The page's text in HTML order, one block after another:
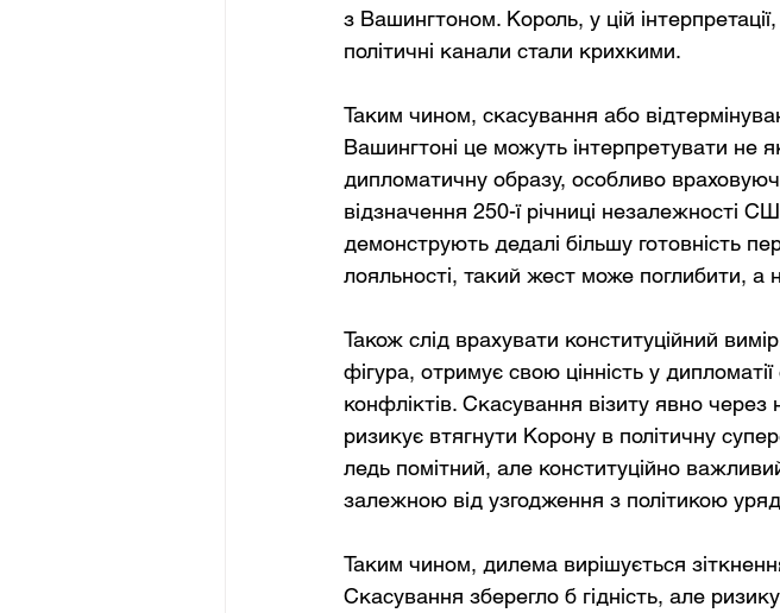
з Вашингтоном. Король, у цій
політичні канали стали крихкими.
Таким чином, скасування або
Вашингтоні це можуть інтерпретувати не
дипломатичну образу, особливо
відзначення 250-ї річниці незалежності
демонструють дедалі більшу готовність
лояльності, такий жест може поглибити, а
Також слід врахувати конституційний
фігура, отримує свою цінність у
конфліктів. Скасування візиту явно
ризикує втягнути Корону в політичну
ледь помітний, але конституційно
залежною від узгодження з політикою
Таким чином, дилема вирішується
Скасування зберегло б гідність, але